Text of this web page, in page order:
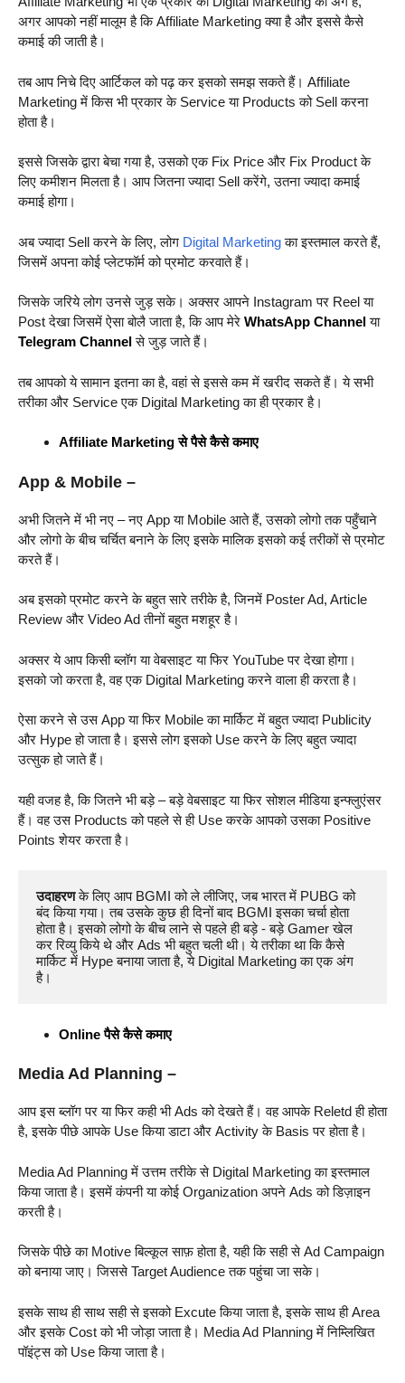
अगर आपको नहीं मालूम है कि Affiliate Marketing क्या है और इससे कैसे
कमाई की जाती है।
तब आप निचे दिए आर्टिकल को पढ़ कर इसको समझ सकते हैं। Affiliate
Marketing में किस भी प्रकार के Service या Products को Sell करना
होता है।
इससे जिसके द्वारा बेचा गया है, उसको एक Fix Price और Fix Product के
लिए कमीशन मिलता है। आप जितना ज्यादा Sell करेंगे, उतना ज्यादा कमाई
कमाई होगा।
अब ज्यादा Sell करने के लिए, लोग Digital Marketingका इस्तमाल करते हैं,
जिसमें अपना कोई प्लेटफॉर्म को प्रमोट करवाते हैं।
जिसके जरिये लोग उनसे जुड़ सके। अक्सर आपने Instagram पर Reel या
Post देखा जिसमें ऐसा बोलै जाता है, कि आप मेरे WhatsApp Channelया
Telegram Channelसे जुड़ जाते हैं।
तब आपको ये सामान इतना का है, वहां से इससे कम में खरीद सकते हैं। ये सभी
तरीका और Service एक Digital Marketing का ही प्रकार है।
Affiliate Marketing से पैसे कैसे कमाए
App & Mobile –
अभी जितने में भी नए – नए App या Mobile आते हैं, उसको लोगो तक पहुँचाने
और लोगो के बीच चर्चित बनाने के लिए इसके मालिक इसको कई तरीकों से प्रमोट
करते हैं।
अब इसको प्रमोट करने के बहुत सारे तरीके है, जिनमें Poster Ad, Article
Review और Video Ad तीनों बहुत मशहूर है।
अक्सर ये आप किसी ब्लॉग या वेबसाइट या फिर YouTube पर देखा होगा।
इसको जो करता है, वह एक Digital Marketing करने वाला ही करता है।
ऐसा करने से उस App या फिर Mobile का मार्किट में बहुत ज्यादा Publicity
और Hype हो जाता है। इससे लोग इसको Use करने के लिए बहुत ज्यादा
उत्सुक हो जाते हैं।
यही वजह है, कि जितने भी बड़े – बड़े वेबसाइट या फिर सोशल मीडिया इन्फ्लुएंसर
हैं। वह उस Products को पहले से ही Use करके आपको उसका Positive
Points शेयर करता है।
उदाहरण के लिए आप BGMI को ले लीजिए, जब भारत में PUBG को
बंद किया गया। तब उसके कुछ ही दिनों बाद BGMI इसका चर्चा होता
होता है। इसको लोगो के बीच लाने से पहले ही बड़े - बड़े Gamer खेल
कर रिव्यु किये थे और Ads भी बहुत चली थी। ये तरीका था कि कैसे
मार्किट में Hype बनाया जाता है, ये Digital Marketing का एक अंग
है।
Online पैसे कैसे कमाए
Media Ad Planning –
आप इस ब्लॉग पर या फिर कही भी Ads को देखते हैं। वह आपके Reletd ही होता
है, इसके पीछे आपके Use किया डाटा और Activity के Basis पर होता है।
Media Ad Planning में उत्तम तरीके से Digital Marketing का इस्तमाल
किया जाता है। इसमें कंपनी या कोई Organization अपने Ads को डिज़ाइन
करती है।
जिसके पीछे का Motive बिल्कूल साफ़ होता है, यही कि सही से Ad Campaign
को बनाया जाए। जिससे Target Audience तक पहुंचा जा सके।
इसके साथ ही साथ सही से इसको Excute किया जाता है, इसके साथ ही Area
और इसके Cost को भी जोड़ा जाता है। Media Ad Planning में निम्लिखित
पॉइंट्स को Use किया जाता है।